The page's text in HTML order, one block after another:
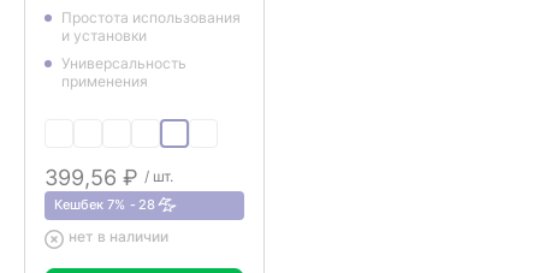
Простота использования
и установки
Универсальность
применения
399,56 ₽ / шт.
Кешбек 7% 28
нет в наличии